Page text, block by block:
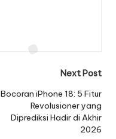
Next Post
Bocoran iPhone 18: 5 Fitur
Revolusioner yang
Diprediksi Hadir di Akhir
2026